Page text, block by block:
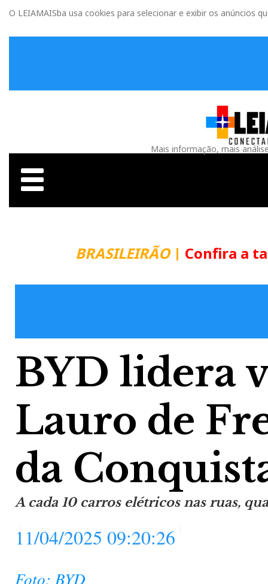
O LEIAMAISba usa cookies para selecionar e exibir os anúncios
Mais informação, mais
BRASILEIRÃO| Confira a
BYD lidera
Lauro de
da
A cada 10 carros elétricos nas ruas,
11/04/2025 09:20:26
Foto: BYD